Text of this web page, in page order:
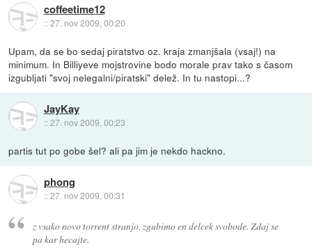
coffeetime12
::27. nov 2009, 00:20
Upam, da se bo sedaj piratstvo oz. kraja zmanjšala (vsaj!) na
minimum. In Billiyeve mojstrovine bodo morale prav tako s časom
izgubljati "svoj nelegalni/piratski" delež. In tu nastopi...?
JayKay
::27. nov 2009, 00:23
partis tut po gobe šel? ali pa jim je nekdo hackno.
phong
::27. nov 2009, 00:31
z vsako novo torrent stranjo, zgubimo en delcek svobode. Zdaj se
pa kar hecajte.